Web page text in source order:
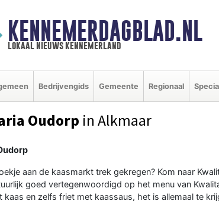
KENNEMERDAGBLAD.NL
lokaal nieuws kennemerland
Bedrijvengids Gemeente Regionaal
Oudorp in Alkmaar
aan de kaasmarkt trek gekregen? Kom naar
goed vertegenwoordigd op het menu van
kaas en zelfs friet met kaassaus, het is allemaal te